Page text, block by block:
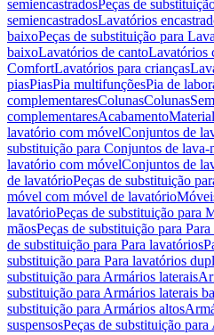
semiencastradosPeças de
semiencastradosLavatórios
baixoPeças de substituição para
baixoLavatórios de cantoLavatórios
ComfortLavatórios para crianças
piasPiasPia multifunçõesPia de
complementaresColunasColunas
complementaresAcabamento
lavatório com móvelConjuntos de
substituição para Conjuntos de lava-
lavatório com móvelConjuntos de
de lavatórioPeças de substituição
móvel com móvel de lavatório
lavatórioPeças de substituição para
mãosPeças de substituição para
de substituição para Para lavatórios
substituição para Para lavatórios
substituição para Armários laterais
substituição para Armários laterais
substituição para Armários altos
suspensosPeças de substituição